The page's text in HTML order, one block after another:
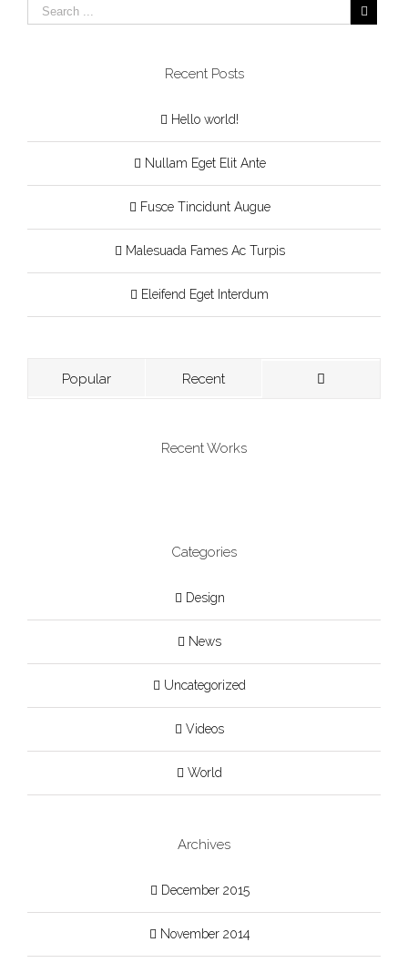
Recent Posts
Hello world!
Nullam Eget Elit Ante
Fusce Tincidunt Augue
Malesuada Fames Ac Turpis
Eleifend Eget Interdum
Popular Recent
Recent Works
Categories
Design
News
Uncategorized
Videos
World
Archives
December 2015
November 2014